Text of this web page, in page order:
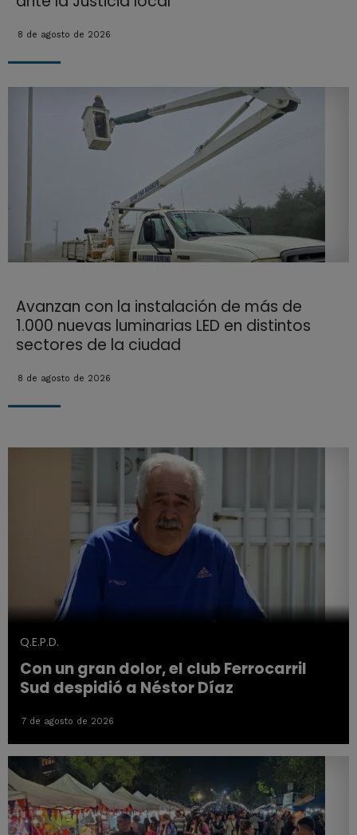
8 de agosto de 2026
Avanzan con la instalación de más de
1.000 nuevas luminarias LED en distintos
sectores de la ciudad
8 de agosto de 2026
Q.E.P.D.
Con un gran dolor, el club Ferrocarril
Sud despidió a Néstor Díaz
7 de agosto de 2026